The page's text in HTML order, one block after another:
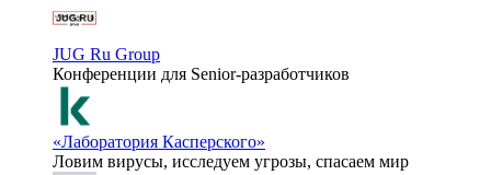
JUG Ru Group
Конференции для Senior-разработчиков
«Лаборатория Касперского»
Ловим вирусы, исследуем угрозы, спасаем мир